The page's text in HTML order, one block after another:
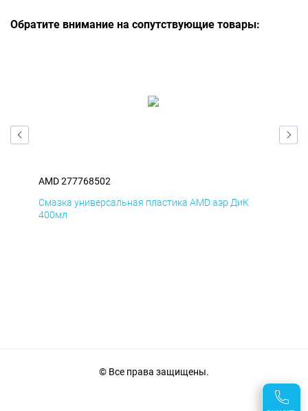
Обратите внимание на сопутствующие товары:
AMD 277768502
Смазка универсальная пластика AMD аэр ДиК
400мл
© Все права защищены.